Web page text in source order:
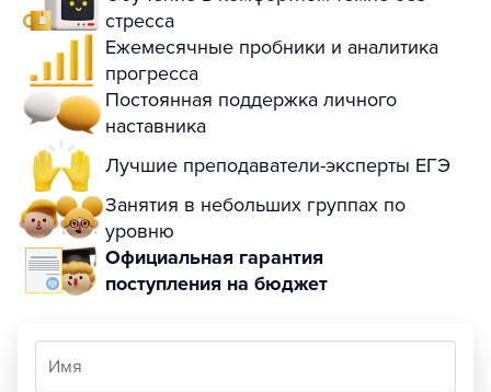
стресса
Ежемесячные пробники и аналитика
прогресса
Постоянная поддержка личного
наставника
Лучшие преподаватели-эксперты ЕГЭ
Занятия в небольших группах по
уровню
Официальная гарантия
поступления на бюджет
Имя